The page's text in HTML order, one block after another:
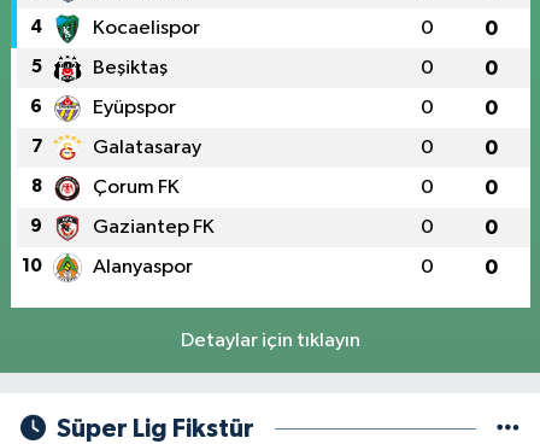
4 Kocaelispor 0 0
5 Beşiktaş 0 0
6 Eyüpspor 0 0
7 Galatasaray 0 0
8 Çorum FK 0 0
9 Gaziantep FK 0 0
10 Alanyaspor 0 0
Detaylar için tıklayın
Süper Lig Fikstür